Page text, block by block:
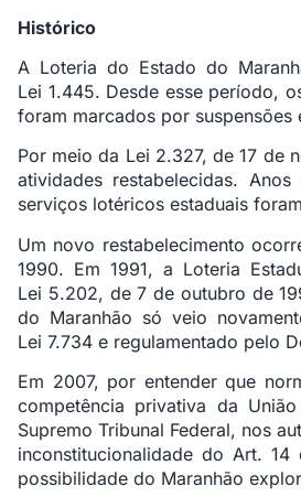
Histórico
A Loteria do Estado do
Lei 1.445. Desde esse período,
foram marcados por suspensões
Por meio da Lei 2.327, de 17 de
atividades restabelecidas.
serviços lotéricos estaduais
Um novo restabelecimento
1990. Em 1991, a Loteria
Lei 5.202, de 7 de outubro de
do Maranhão só veio
Lei 7.734 e regulamentado pelo
Em 2007, por entender que
competência privativa da
Supremo Tribunal Federal, nos
inconstitucionalidade do Art.
possibilidade do Maranhão